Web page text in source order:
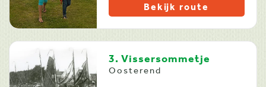
Bekijk route
3. Vissersommetje
Oosterend